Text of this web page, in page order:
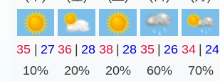
35 | 27 36 | 28 38 | 28 35 | 26 34 | 24
10%
20% 20% 60% 70%